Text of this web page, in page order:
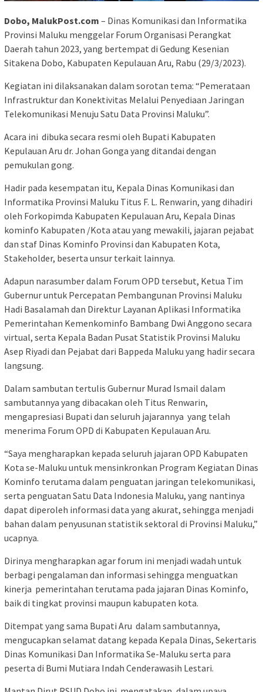
Dobo, MalukPost.com – Dinas Komunikasi dan Informatika
Provinsi Maluku menggelar Forum Organisasi Perangkat
Daerah tahun 2023, yang bertempat di Gedung Kesenian
Sitakena Dobo, Kabupaten Kepulauan Aru, Rabu (29/3/2023).
Kegiatan ini dilaksanakan dalam sorotan tema: “Pemerataan
Infrastruktur dan Konektivitas Melalui Penyediaan Jaringan
Telekomunikasi Menuju Satu Data Provinsi Maluku”.
Acara ini dibuka secara resmi oleh Bupati Kabupaten
Kepulauan Aru dr. Johan Gonga yang ditandai dengan
pemukulan gong.
Hadir pada kesempatan itu, Kepala Dinas Komunikasi dan
Informatika Provinsi Maluku Titus F. L. Renwarin, yang dihadiri
oleh Forkopimda Kabupaten Kepulauan Aru, Kepala Dinas
kominfo Kabupaten /Kota atau yang mewakili, jajaran pejabat
dan staf Dinas Kominfo Provinsi dan Kabupaten Kota,
Stakeholder, beserta unsur terkait lainnya.
Adapun narasumber dalam Forum OPD tersebut, Ketua Tim
Gubernur untuk Percepatan Pembangunan Provinsi Maluku
Hadi Basalamah dan Direktur Layanan Aplikasi Informatika
Pemerintahan Kemenkominfo Bambang Dwi Anggono secara
virtual, serta Kepala Badan Pusat Statistik Provinsi Maluku
Asep Riyadi dan Pejabat dari Bappeda Maluku yang hadir secara
langsung.
Dalam sambutan tertulis Gubernur Murad Ismail dalam
sambutannya yang dibacakan oleh Titus Renwarin,
mengapresiasi Bupati dan seluruh jajarannya yang telah
menerima Forum OPD di Kabupaten Kepulauan Aru.
“Saya mengharapkan kepada seluruh jajaran OPD Kabupaten
Kota se-Maluku untuk mensinkronkan Program Kegiatan Dinas
Kominfo terutama dalam penguatan jaringan telekomunikasi,
serta penguatan Satu Data Indonesia Maluku, yang nantinya
dapat diperoleh informasi data yang akurat, sehingga menjadi
bahan dalam penyusunan statistik sektoral di Provinsi Maluku,”
ucapnya.
Dirinya mengharapkan agar forum ini menjadi wadah untuk
berbagi pengalaman dan informasi sehingga menguatkan
kinerja pemerintahan terutama pada jajaran Dinas Kominfo,
baik di tingkat provinsi maupun kabupaten kota.
Ditempat yang sama Bupati Aru dalam sambutannya,
mengucapkan selamat datang kepada Kepala Dinas, Sekertaris
Dinas Komunikasi Dan Informatika Se-Maluku serta para
peserta di Bumi Mutiara Indah Cenderawasih Lestari.